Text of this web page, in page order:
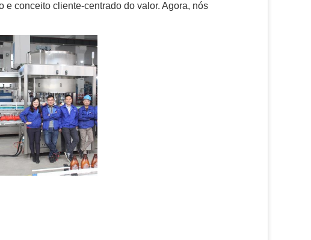
conceito cliente-centrado do valor. Agora, nós